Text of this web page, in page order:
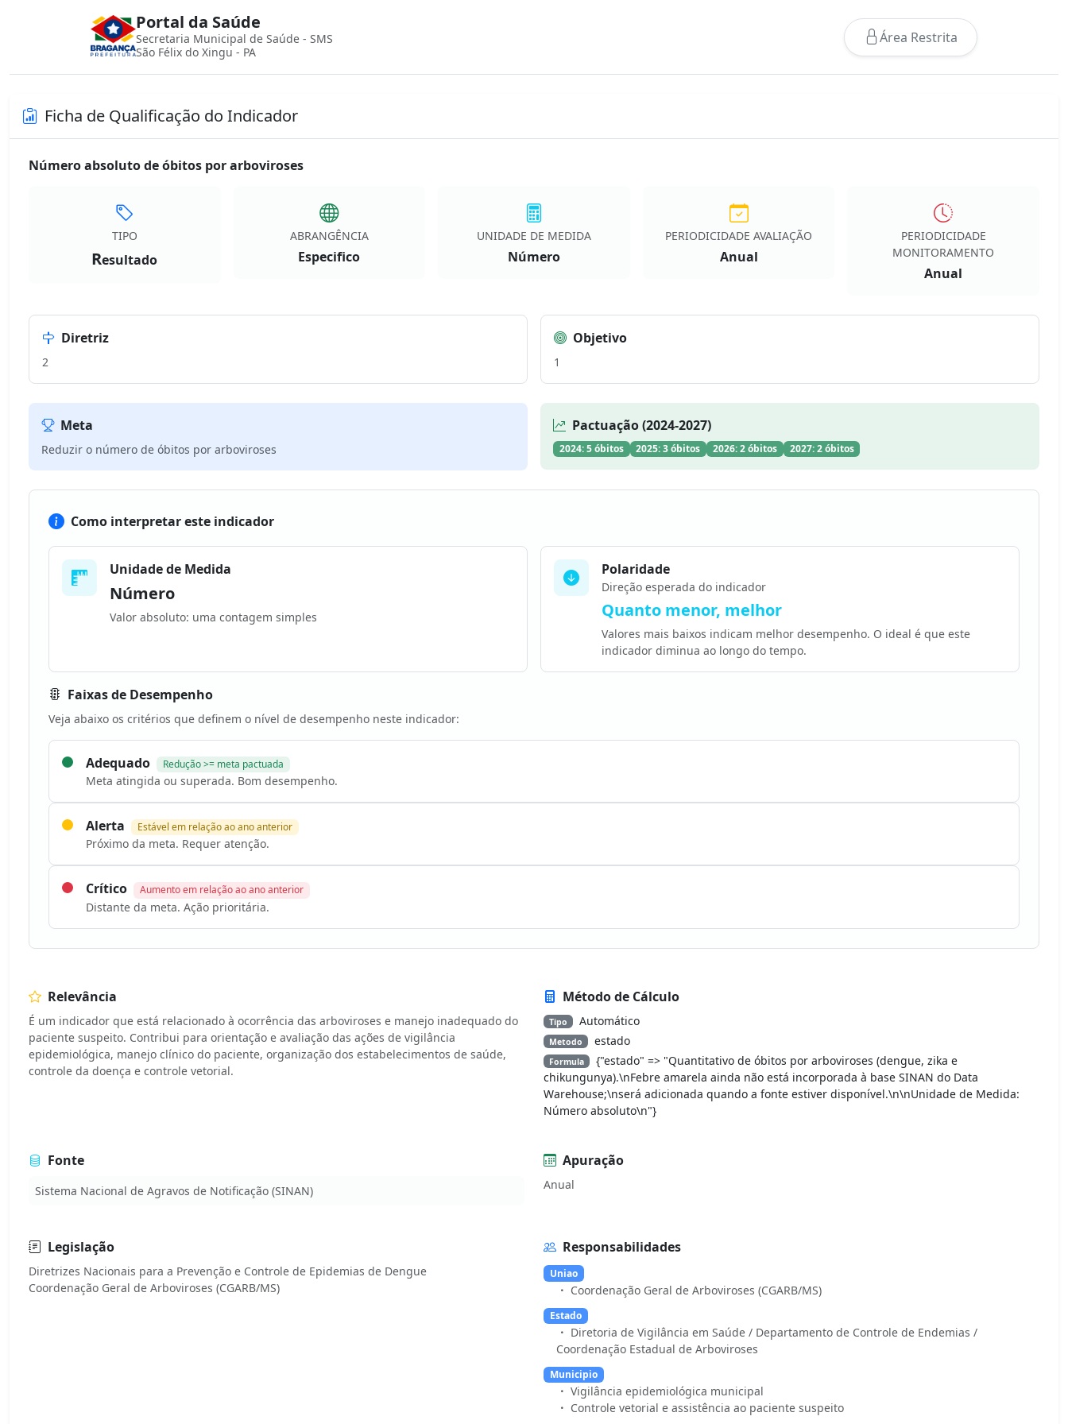
Portal da Saúde
Secretaria Municipal de Saúde - SMS
São Félix do Xingu - PA
Área Restrita
Ficha de Qualificação do Indicador
Número absoluto de óbitos por arboviroses
TIPO
Resultado
ABRANGÊNCIA
Especifico
UNIDADE DE MEDIDA
Número
PERIODICIDADE AVALIAÇÃO
Anual
PERIODICIDADE
MONITORAMENTO
Anual
Diretriz
2
Objetivo
1
Meta
Reduzir o número de óbitos por arboviroses
Pactuação (2024-2027)
2024: 5 óbitos 2025: 3 óbitos 2026: 2 óbitos 2027: 2 óbitos
Como interpretar este indicador
Unidade de Medida
Número
Valor absoluto: uma contagem simples
Polaridade
Direção esperada do indicador
Quanto menor, melhor
Valores mais baixos indicam melhor desempenho. O ideal é que este
indicador diminua ao longo do tempo.
Faixas de Desempenho
Veja abaixo os critérios que definem o nível de desempenho neste indicador:
Adequado Redução >= meta pactuada
Meta atingida ou superada. Bom desempenho.
Alerta Estável em relação ao ano anterior
Próximo da meta. Requer atenção.
Crítico Aumento em relação ao ano anterior
Distante da meta. Ação prioritária.
Relevância
É um indicador que está relacionado à ocorrência das arboviroses e manejo inadequado do
paciente suspeito. Contribui para orientação e avaliação das ações de vigilância
epidemiológica, manejo clínico do paciente, organização dos estabelecimentos de saúde,
controle da doença e controle vetorial.
Método de Cálculo
Tipo Automático
Metodo estado
Formula
{"estado" => "Quantitativo de óbitos por arboviroses (dengue, zika e
chikungunya).\nFebre amarela ainda não está incorporada à base SINAN do Data
Warehouse;\nserá adicionada quando a fonte estiver disponível.\n\nUnidade de Medida:
Número absoluto\n"}
Fonte
Sistema Nacional de Agravos de Notificação (SINAN)
Apuração
Anual
Legislação
Diretrizes Nacionais para a Prevenção e Controle de Epidemias de Dengue
Responsabilidades
Uniao
Coordenação Geral de Arboviroses (CGARB/MS)
Estado
Diretoria de Vigilância em Saúde / Departamento de Controle de Endemias /
Coordenação Estadual de Arboviroses
Municipio
Vigilância epidemiológica municipal
Controle vetorial e assistência ao paciente suspeito